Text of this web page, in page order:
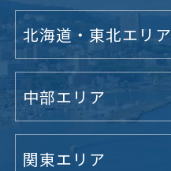
北海道・東北エリア
中部エリア
関東エリア